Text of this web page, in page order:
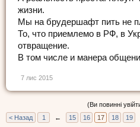
жизни.
Мы на брудершафт пить не
То, что приемлемо в РФ, в
отвращение.
В том числе и манера
7 лис 2015
(Ви повинні
< Назад
1 ← 15 16 17 18 19